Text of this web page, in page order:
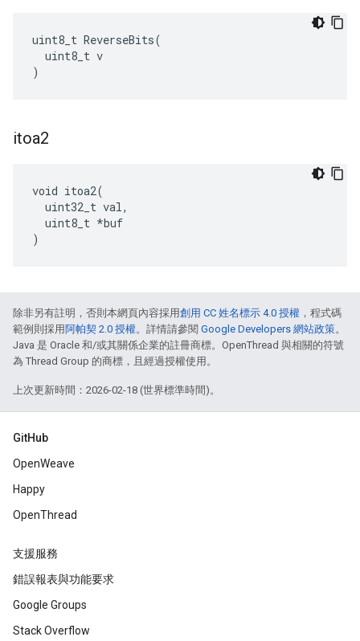
uint8_t ReverseBits(
  uint8_t v
)
itoa2
void itoa2(
  uint32_t val,
  uint8_t *buf
)
除非另有註明，否則本網頁內容採用創用 CC 姓名標示 4.0 授權 ，程式碼
範例則採用 阿帕契 2.0 授權。詳情請參閱 Google Developers 網站政策。
Java 是 Oracle 和/或其關係企業的註冊商標。OpenThread 與相關的符號
為 Thread Group 的商標，且經過授權使用。
上次更新時間：2026-02-18 (世界標準時間)。
GitHub
OpenWeave
Happy
OpenThread
支援服務
錯誤報表與功能要求
Google Groups
Stack Overflow